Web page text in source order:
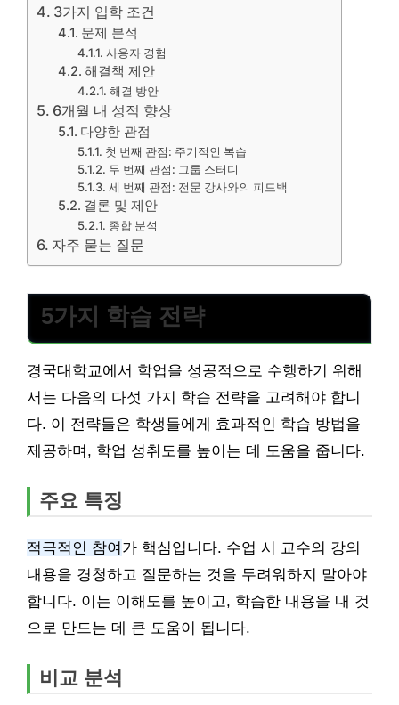
3가지 입학 조건
문제 분석
사용자 경험
해결책 제안
해결 방안
6개월 내 성적 향상
다양한 관점
첫 번째 관점: 주기적인 복습
두 번째 관점: 그룹 스터디
세 번째 관점: 전문 강사와의 피드백
결론 및 제안
종합 분석
자주 묻는 질문
5가지 학습 전략
경국대학교에서 학업을 성공적으로 수행하기 위해
서는 다음의 다섯 가지 학습 전략을 고려해야 합니
다. 이 전략들은 학생들에게 효과적인 학습 방법을
제공하며, 학업 성취도를 높이는 데 도움을 줍니다.
주요 특징
적극적인 참여 가 핵심입니다. 수업 시 교수의 강의
내용을 경청하고 질문하는 것을 두려워하지 말아야
합니다. 이는 이해도를 높이고, 학습한 내용을 내 것
으로 만드는 데 큰 도움이 됩니다.
비교 분석